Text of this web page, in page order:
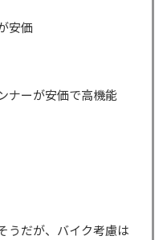
安価
ナーが安価で高機能
うだが、バイク考慮は